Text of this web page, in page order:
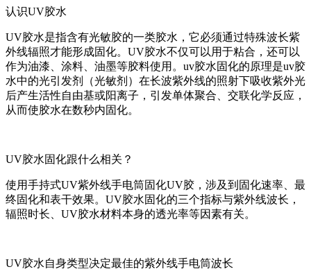
认识UV胶水
UV胶水是指含有光敏胶的一类胶水，它必须通过特殊波长紫
外线辐照才能形成固化。UV胶水不仅可以用于粘合，还可以
作为油漆、涂料、油墨等胶料使用。uv胶水固化的原理是uv胶
水中的光引发剂（光敏剂）在长波紫外线的照射下吸收紫外光
后产生活性自由基或阳离子，引发单体聚合、交联化学反应，
从而使胶水在数秒内固化。
UV胶水固化跟什么相关？
使用手持式UV紫外线手电筒固化UV胶，涉及到固化速率、最
终固化和表干效果。UV胶水固化的三个指标与紫外线波长，
辐照时长、UV胶水材料本身的透光率等因素有关。
UV胶水自身类型决定最佳的紫外线手电筒波长